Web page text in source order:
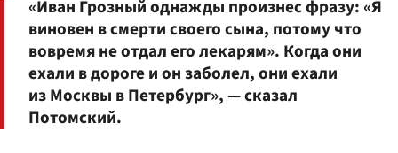
«Иван Грозный однажды произнес фразу: «Я
виновен в смерти своего сына, потому что
вовремя не отдал его лекарям». Когда они
ехали в дороге и он заболел, они ехали
из Москвы в Петербург», — сказал
Потомский.